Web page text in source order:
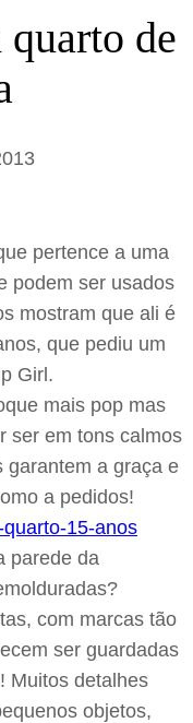
de
pertence a uma
podem ser usados
mostram que ali é
que pediu um
Girl.
mais pop mas
ser em tons calmos
garantem a graça e
a pedidos!
parede da
com marcas tão
ser guardadas
Muitos detalhes
objetos,